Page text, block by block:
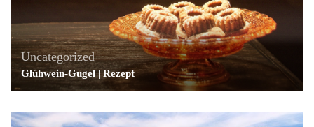
Uncategorized
Glühwein-Gugel | Rezept